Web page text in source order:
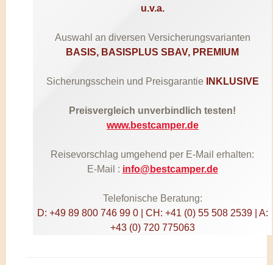
u.v.a.
Auswahl an diversen Versicherungsvarianten
BASIS, BASISPLUS SBAV, PREMIUM
Sicherungsschein und Preisgarantie INKLUSIVE
Preisvergleich unverbindlich testen!
www.bestcamper.de
Reisevorschlag umgehend per E-Mail erhalten:
E-Mail : info@bestcamper.de
Telefonische Beratung:
D: +49 89 800 746 99 0 | CH: +41 (0) 55 508 2539 | A:
+43 (0) 720 775063